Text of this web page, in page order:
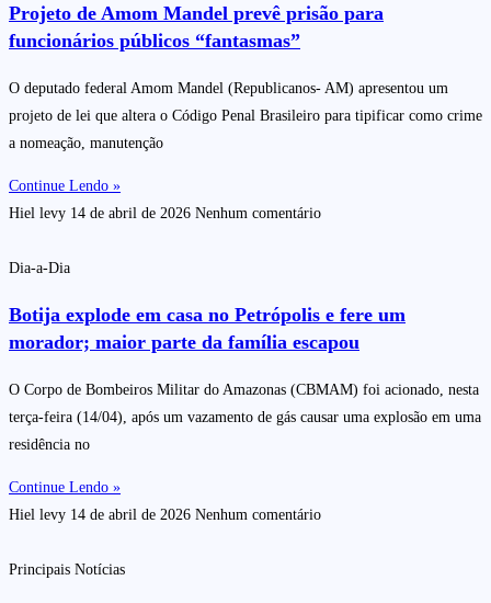
Projeto de Amom Mandel prevê prisão para
funcionários públicos “fantasmas”
O deputado federal Amom Mandel (Republicanos- AM) apresentou um
projeto de lei que altera o Código Penal Brasileiro para tipificar como crime
a nomeação, manutenção
Continue Lendo »
Hiel levy 14 de abril de 2026 Nenhum comentário
Dia-a-Dia
Botija explode em casa no Petrópolis e fere um
morador; maior parte da família escapou
O Corpo de Bombeiros Militar do Amazonas (CBMAM) foi acionado, nesta
terça-feira (14/04), após um vazamento de gás causar uma explosão em uma
residência no
Continue Lendo »
Hiel levy 14 de abril de 2026 Nenhum comentário
Principais Notícias